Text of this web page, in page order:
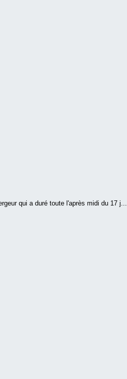
qui a duré toute l'après midi du 17 j...